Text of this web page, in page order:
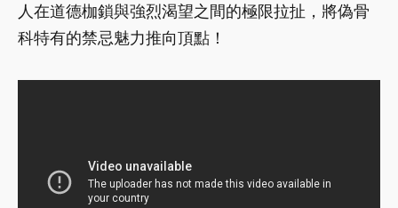
人在道德枷鎖與強烈渴望之間的極限拉扯，將偽骨
科特有的禁忌魅力推向頂點！